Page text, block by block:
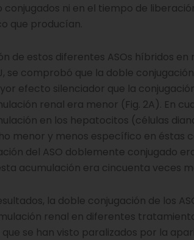
conjugados ni en el tiempo de
que producían.
de estos diferentes ASOs híbridos
se comprobó que la doble
efecto silenciador que la
renal era menor (Fig. 2A). En
en los hepatocitos (células
menor y menos específico en éstas
del ASO doblemente conjugado
acumulación era cincuenta veces
la doble conjugación de los
renal en diferentes
que se han visto paralizados por la